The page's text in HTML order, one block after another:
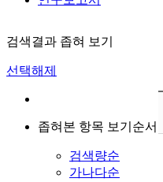
검색결과 좁혀 보기
선택해제
좁혀본 항목 보기순서
검색량순
가나다순